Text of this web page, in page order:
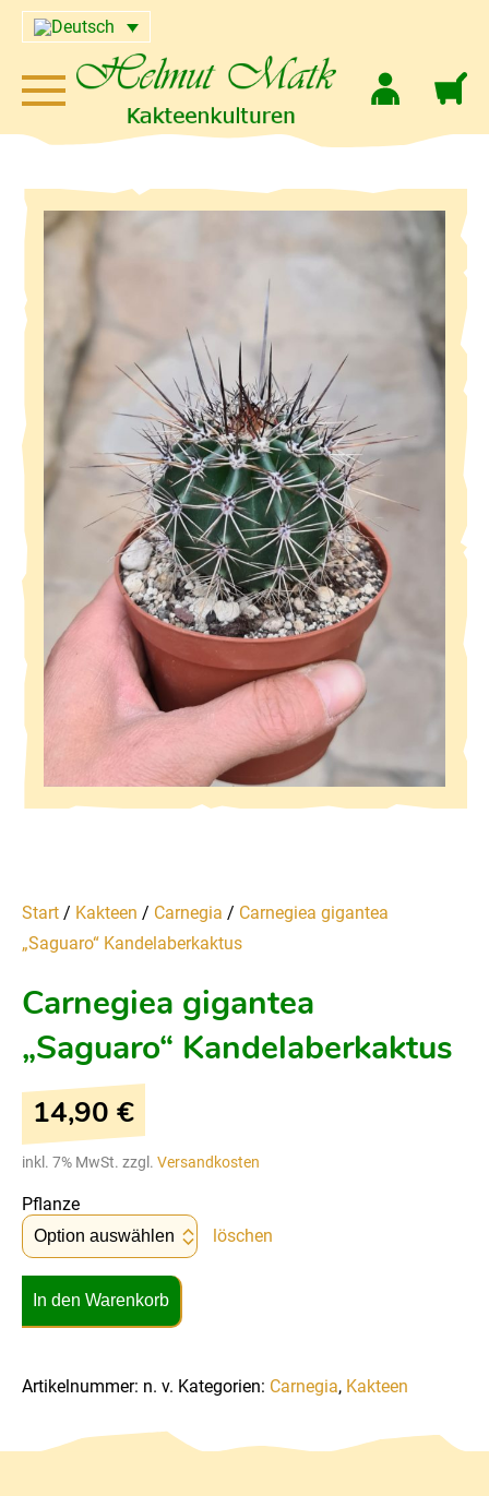
Start / Kakteen / Carnegia / Carnegiea gigantea
„Saguaro“ Kandelaberkaktus
Carnegiea gigantea
„Saguaro“ Kandelaberkaktus
14,90 €
inkl. 7% MwSt. zzgl. Versandkosten
Pflanze
löschen
In den Warenkorb
Artikelnummer: n. v. Kategorien: Carnegia, Kakteen